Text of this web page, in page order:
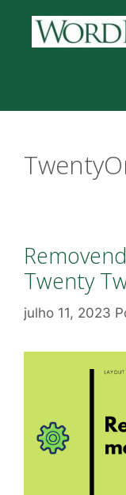
Twenty
julho 11, 2023